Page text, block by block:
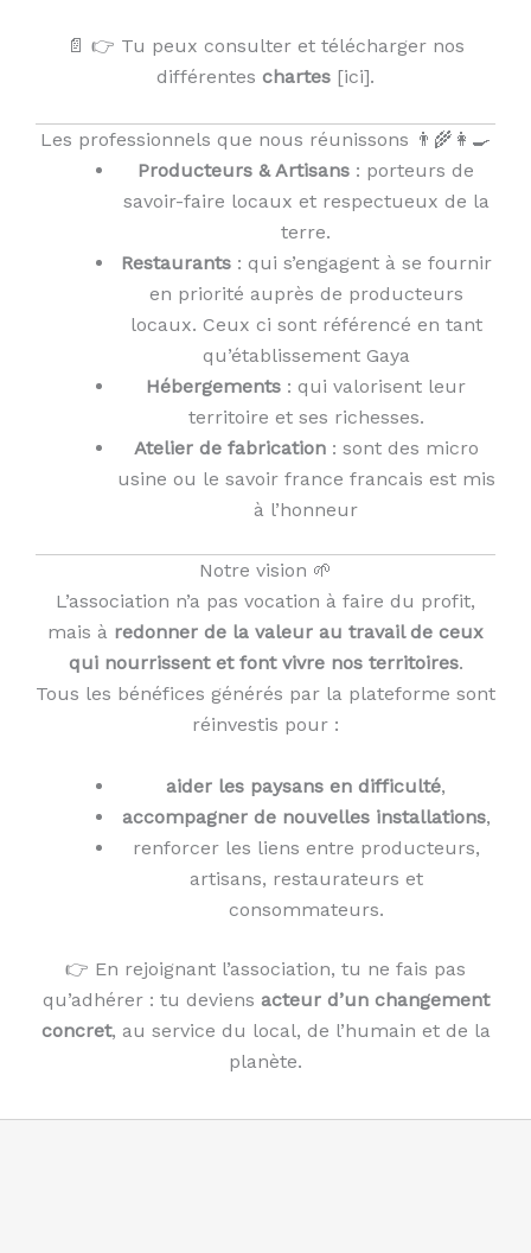
📄 👉 Tu peux consulter et télécharger nos
différentes chartes [ici].
Les professionnels que nous réunissons 👨‍🌾👩‍🍳
Producteurs & Artisans : porteurs de
savoir-faire locaux et respectueux de la
terre.
Restaurants: qui s’engagent à se fournir
en priorité auprès de producteurs
locaux. Ceux ci sont référencé en tant
qu’établissement Gaya
Hébergements : qui valorisent leur
territoire et ses richesses.
Atelier de fabrication: sont des micro
usine ou le savoir france francais est mis
à l’honneur
Notre vision 🌱
L’association n’a pas vocation à faire du profit,
mais à redonner de la valeur au travail de ceux
qui nourrissent et font vivre nos territoires.
Tous les bénéfices générés par la plateforme sont
réinvestis pour :
aider les paysans en difficulté,
accompagner de nouvelles installations,
renforcer les liens entre producteurs,
artisans, restaurateurs et
consommateurs.
👉 En rejoignant l’association, tu ne fais pas
qu’adhérer : tu deviens acteur d’un changement
concret, au service du local, de l’humain et de la
planète.